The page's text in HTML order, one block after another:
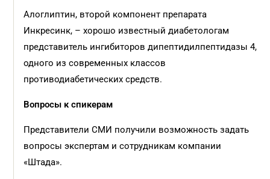
Алоглиптин, второй компонент препарата
Инкресинк, – хорошо известный диабетологам
представитель ингибиторов дипептидилпептидазы 4,
одного из современных классов
противодиабетических средств.
Вопросы к спикерам
Представители СМИ получили возможность задать
вопросы экспертам и сотрудникам компании
«Штада».